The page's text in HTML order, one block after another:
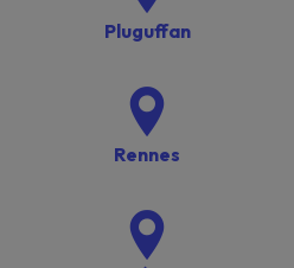
Pluguffan
Rennes